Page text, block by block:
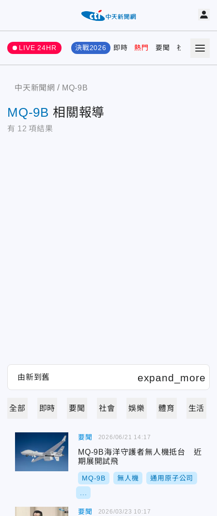
LIVE 24HR 決戰2026 即時 熱門 要聞 社會 娛樂
中天新聞網 MQ-9B
MQ-9B 相關報導
有 12 項結果
全部 即時 要聞 社會 娛樂 體育 生活
要聞
MQ-9B海洋守護者無人機抵台 近
期展開試飛
MQ-9B 無人機 通用原子公司
2026/06/21 14:17
要聞 2026/03/23 10:17